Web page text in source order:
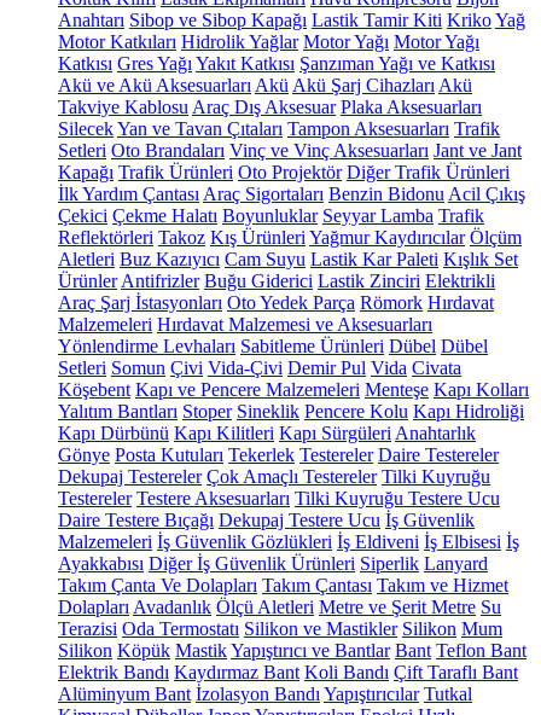
Anahtarı Sibop ve Sibop Kapağı Lastik Tamir Kiti KrikoYağ
Motor Katkıları Hidrolik Yağlar Motor Yağı Motor Yağı
Katkısı Gres Yağı Yakıt Katkısı Şanzıman Yağı ve Katkısı
Akü ve Akü Aksesuarları Akü Akü Şarj Cihazları Akü
Takviye Kablosu Araç Dış Aksesuar Plaka Aksesuarları
SilecekYan ve Tavan Çıtaları Tampon Aksesuarları Trafik
Setleri Oto Brandaları Vinç ve Vinç Aksesuarları Jant ve Jant
Kapağı Trafik Ürünleri Oto Projektör Diğer Trafik Ürünleri
İlk Yardım Çantası Araç Sigortaları Benzin Bidonu Acil Çıkış
Çekici Çekme Halatı Boyunluklar Seyyar Lamba Trafik
Reflektörleri Takoz Kış Ürünleri Yağmur Kaydırıcılar Ölçüm
Aletleri Buz Kazıyıcı Cam Suyu Lastik Kar Paleti Kışlık Set
Ürünler Antifrizler Buğu Giderici Lastik Zinciri Elektrikli
Araç Şarj İstasyonları Oto Yedek Parça Römork Hırdavat
Malzemeleri Hırdavat Malzemesi ve Aksesuarları
Yönlendirme Levhaları Sabitleme Ürünleri Dübel Dübel
Setleri Somun Çivi Vida-Çivi Demir Pul Vida Civata
Köşebent Kapı ve Pencere Malzemeleri Menteşe Kapı Kolları
Yalıtım Bantları Stoper Sineklik Pencere Kolu Kapı Hidroliği
Kapı Dürbünü Kapı Kilitleri Kapı Sürgüleri Anahtarlık
Gönye Posta Kutuları Tekerlek Testereler Daire Testereler
Dekupaj Testereler Çok Amaçlı Testereler Tilki Kuyruğu
Testereler Testere Aksesuarları Tilki Kuyruğu Testere Ucu
Daire Testere Bıçağı Dekupaj Testere Ucu İş Güvenlik
Malzemeleri İş Güvenlik Gözlükleri İş Eldiveni İş Elbisesi İş
Ayakkabısı Diğer İş Güvenlik Ürünleri Siperlik Lanyard
Takım Çanta Ve Dolapları Takım Çantası Takım ve Hizmet
Dolapları Avadanlık Ölçü Aletleri Metre ve Şerit Metre Su
Terazisi Oda Termostatı Silikon ve Mastikler Silikon Mum
Silikon Köpük MastikYapıştırıcı ve Bantlar Bant Teflon Bant
Elektrik Bandı Kaydırmaz Bant Koli Bandı Çift Taraflı Bant
Alüminyum Bant İzolasyon Bandı Yapıştırıcılar Tutkal